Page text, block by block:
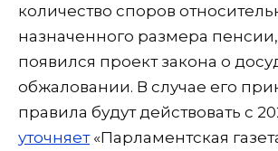
количество споров
назначенного размера
появился проект закона о
обжаловании. В случае его
правила будут действовать с
уточняет«Парламентская